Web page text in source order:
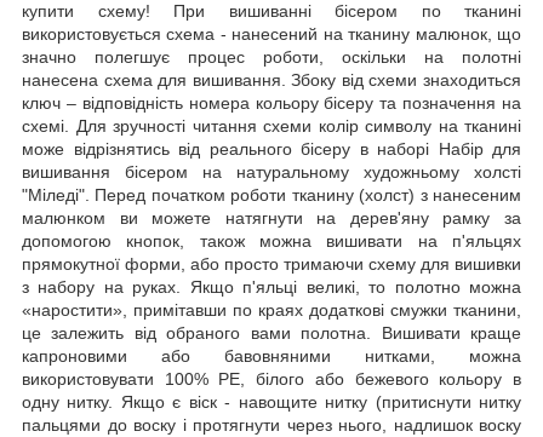
купити схему! При вишиванні бісером по тканині
використовується схема - нанесений на тканину малюнок, що
значно полегшує процес роботи, оскільки на полотні
нанесена схема для вишивання. Збоку від схеми знаходиться
ключ – відповідність номера кольору бісеру та позначення на
схемі. Для зручності читання схеми колір символу на тканині
може відрізнятись від реального бісеру в наборі Набір для
вишивання бісером на натуральному художньому холсті
"Міледі". Перед початком роботи тканину (холст) з нанесеним
малюнком ви можете натягнути на дерев'яну рамку за
допомогою кнопок, також можна вишивати на п'яльцях
прямокутної форми, або просто тримаючи схему для вишивки
з набору на руках. Якщо п'яльці великі, то полотно можна
«наростити», примітавши по краях додаткові смужки тканини,
це залежить від обраного вами полотна. Вишивати краще
капроновими або бавовняними нитками, можна
використовувати 100% РЕ, білого або бежевого кольору в
одну нитку. Якщо є віск - навощите нитку (притиснути нитку
пальцями до воску і протягнути через нього, надлишок воску